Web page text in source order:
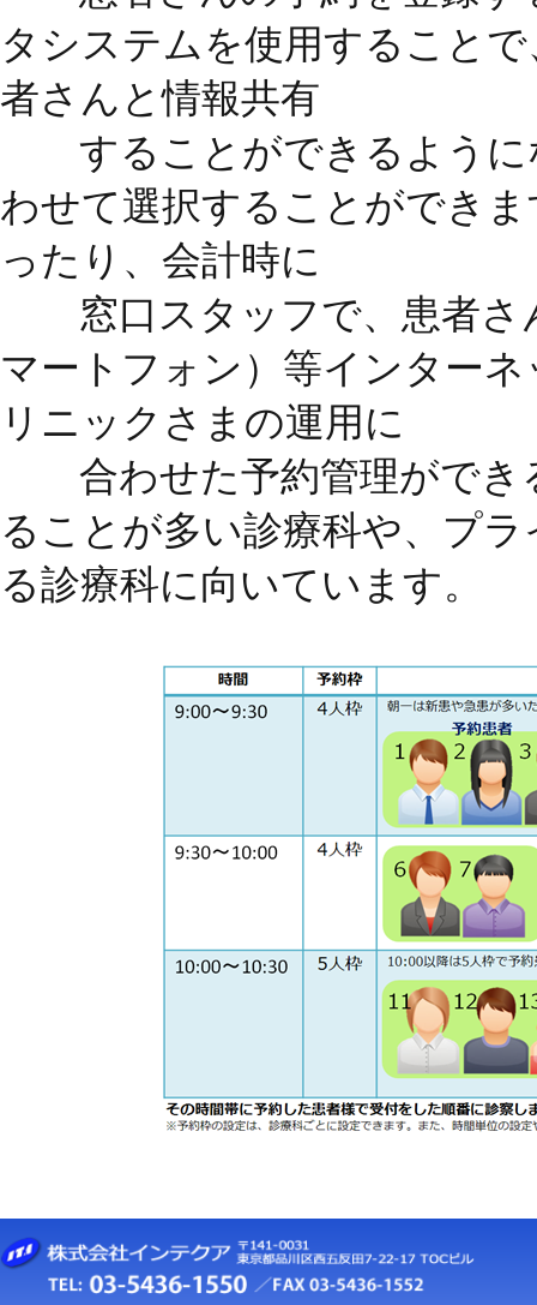
タシステムを使用すること
者さんと情報共有
することができるように
わせて選択することができ
ったり、会計時に
窓口スタッフで、患者さ
マートフォン）等インター
リニックさまの運用に
合わせた予約管理ができ
ることが多い診療科や、プ
る診療科に向いています。